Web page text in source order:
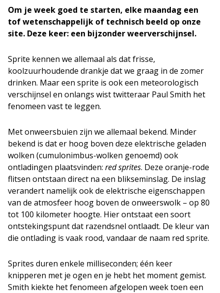
Om je week goed te starten, elke maandag een
tof wetenschappelijk of technisch beeld op onze
site. Deze keer: een bijzonder weerverschijnsel.
Sprite kennen we allemaal als dat frisse,
koolzuurhoudende drankje dat we graag in de zomer
drinken. Maar een sprite is ook een meteorologisch
verschijnsel en onlangs wist twitteraar Paul Smith het
fenomeen vast te leggen.
Met onweersbuien zijn we allemaal bekend. Minder
bekend is dat er hoog boven deze elektrische geladen
wolken (cumulonimbus-wolken genoemd) ook
ontladingen plaatsvinden: red sprites. Deze oranje-rode
flitsen ontstaan direct na een blikseminslag. De inslag
verandert namelijk ook de elektrische eigenschappen
van de atmosfeer hoog boven de onweerswolk – op 80
tot 100 kilometer hoogte. Hier ontstaat een soort
ontstekingspunt dat razendsnel ontlaadt. De kleur van
die ontlading is vaak rood, vandaar de naam red sprite.
Sprites duren enkele milliseconden; één keer
knipperen met je ogen en je hebt het moment gemist.
Smith kiekte het fenomeen afgelopen week toen een